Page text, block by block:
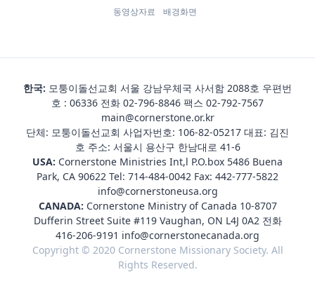
동영상자료
배경화면
한국: 모퉁이돌선교회 서울 강남우체국 사서함 2088호 우편번
호 : 06336 전화 02-796-8846 팩스 02-792-7567
main@cornerstone.or.kr
단체: 모퉁이돌선교회 사업자번호: 106-82-05217 대표: 김진
호 주소: 서울시 용산구 한남대로 41-6
USA: Cornerstone Ministries Int,l P.O.box 5486 Buena
Park, CA 90622 Tel: 714-484-0042 Fax: 442-777-5822
info@cornerstoneusa.org
CANADA: Cornerstone Ministry of Canada 10-8707
Dufferin Street Suite #119 Vaughan, ON L4J 0A2 전화
416-206-9191 info@cornerstonecanada.org
Copyright © 2020 Cornerstone Missionary Society. All
Rights Reserved.